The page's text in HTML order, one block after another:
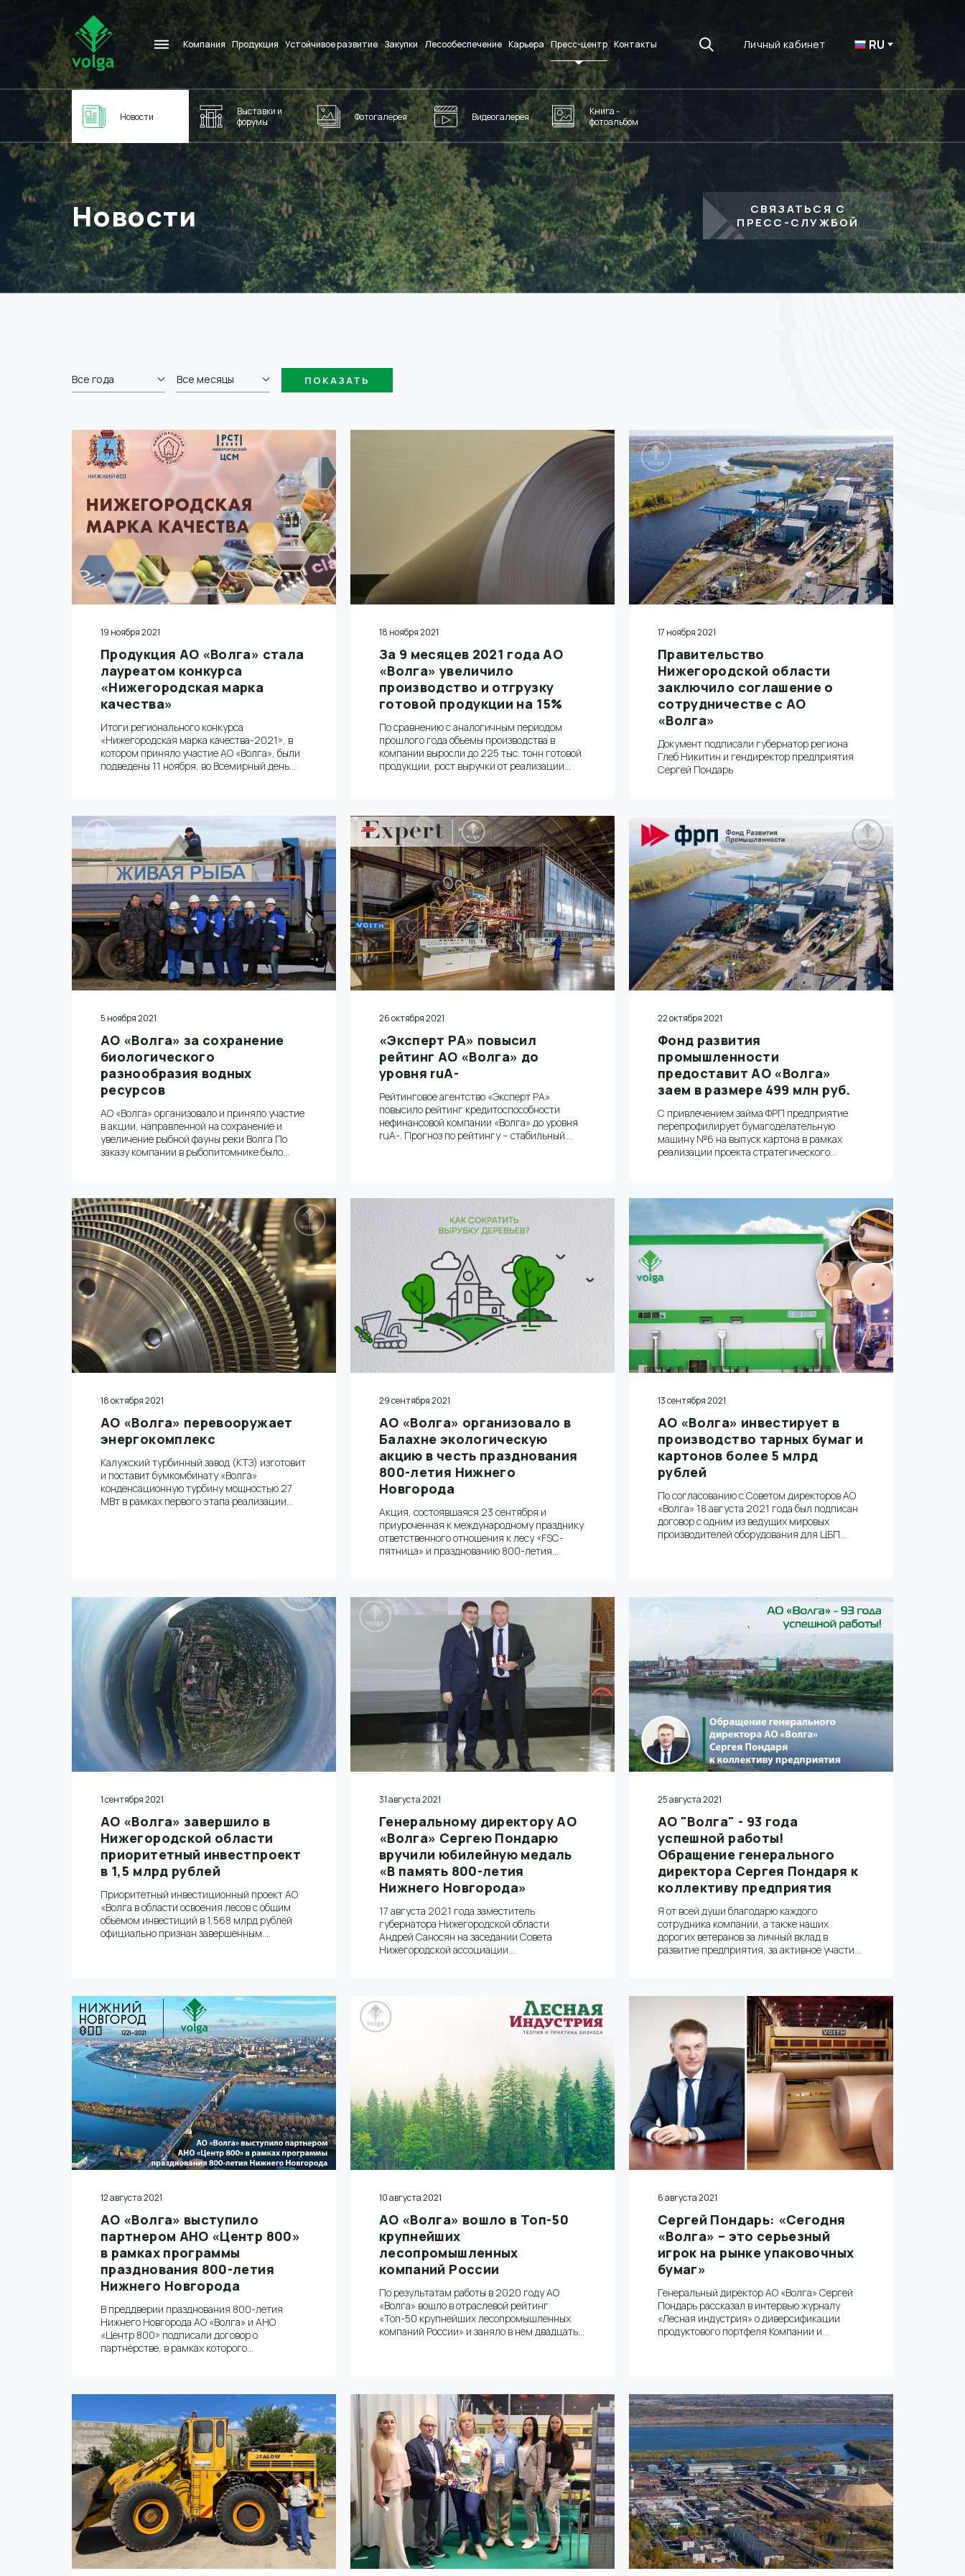
Компания Продукция Устойчивое развитие Закупки Лесообеспечение Карьера Пресс-центр Контакты Личный кабинет RU
Новости
Выставки и
форумы
Фотогалерея Видеогалерея
Книга -
фотоальбом
Новости
СВЯЗАТЬСЯ С
ПРЕСС-СЛУЖБОЙ
Все года Все месяцы
19 ноября 2021
Продукция АО «Волга» стала
лауреатом конкурса
«Нижегородская марка
качества»
Итоги регионального конкурса
«Нижегородская марка качества-2021», в
котором приняло участие АО «Волга», были
подведены 11 ноября, во Всемирный день
18 ноября 2021
За 9 месяцев 2021 года АО
«Волга» увеличило
производство и отгрузку
готовой продукции на 15%
По сравнению с аналогичным периодом
прошлого года объемы производства в
компании выросли до 225 тыс. тонн готовой
продукции, рост выручки от реализации
17 ноября 2021
Правительство
Нижегородской области
заключило соглашение о
сотрудничестве с АО
«Волга»
Документ подписали губернатор региона
Глеб Никитин и гендиректор предприятия
Сергей Пондарь
5 ноября 2021
АО «Волга» за сохранение
биологического
разнообразия водных
ресурсов
АО «Волга» организовало и приняло участие
в акции, направленной на сохранение и
увеличение рыбной фауны реки Волга По
заказу компании в рыбопитомнике было
26 октября 2021
«Эксперт РА» повысил
рейтинг АО «Волга» до
уровня ruА-
Рейтинговое агентство «Эксперт РА»
повысило рейтинг кредитоспособности
нефинансовой компании «Волга» до уровня
ruА-. Прогноз по рейтингу – стабильный.
22 октября 2021
Фонд развития
промышленности
предоставит АО «Волга»
заем в размере 499 млн руб.
С привлечением займа ФРП предприятие
перепрофилирует бумагоделательную
машину №6 на выпуск картона в рамках
реализации проекта стратегического
Мощность производства составит 140 тысяч
тонн продукции в год.
18 октября 2021
АО «Волга» перевооружает
энергокомплекс
Калужский турбинный завод (КТЗ) изготовит
и поставит бумкомбинату «Волга»
конденсационную турбину мощностью 27
МВт в рамках первого этапа реализации
29 сентября 2021
АО «Волга» организовало в
Балахне экологическую
акцию в честь празднования
800-летия Нижнего
Новгорода
Акция, состоявшаяся 23 сентября и
приуроченная к международному празднику
ответственного отношения к лесу «FSC-
пятница» и празднованию 800-летия
при поддержке министерства экологии и
природных ресурсов Нижегородской
области и министерства лесного хозяйства
и охраны объектов животного мира региона.
13 сентября 2021
АО «Волга» инвестирует в
производство тарных бумаг и
картонов более 5 млрд
рублей
По согласованию с Советом директоров АО
«Волга» 18 августа 2021 года был подписан
договор с одним из ведущих мировых
производителей оборудования для ЦБП
развития компании до 2023 года.
Инвестиции в проект на первом этапе
программы составили более 5 млрд рублей.
1 сентября 2021
АО «Волга» завершило в
Нижегородской области
приоритетный инвестпроект
в 1,5 млрд рублей
Приоритетный инвестиционный проект АО
«Волга в области освоения лесов с общим
объемом инвестиций в 1,568 млрд рублей
официально признан завершенным.
31 августа 2021
Генеральному директору АО
«Волга» Сергею Пондарю
вручили юбилейную медаль
«В память 800-летия
Нижнего Новгорода»
17 августа 2021 года заместитель
губернатора Нижегородской области
Андрей Саносян на заседании Совета
Нижегородской ассоциации
промышленных предприятий,
общественных объединений,
образовательных организаций. Памятной
25 августа 2021
АО "Волга" - 93 года
успешной работы!
Обращение генерального
директора Сергея Пондаря к
коллективу предприятия
Я от всей души благодарю каждого
сотрудника компании, а также наших
дорогих ветеранов за личный вклад в
развитие предприятия, за активное участие
12 августа 2021
АО «Волга» выступило
партнером АНО «Центр 800»
в рамках программы
празднования 800-летия
Нижнего Новгорода
В преддверии празднования 800-летия
Нижнего Новгорода АО «Волга» и АНО
«Центр 800» подписали договор о
партнёрстве, в рамках которого
юбилейных мероприятий, включая «РЕГАТУ
800», «МАРАФОН 800» и цикла
мероприятий программы «ЭКОСТАРТ 800»,
направленных на повышение уровня
экологической культуры и грамотности
жителей Нижнего Новгорода.
10 августа 2021
АО «Волга» вошло в Топ-50
крупнейших
лесопромышленных
компаний России
По результатам работы в 2020 году АО
«Волга» вошло в отраслевой рейтинг
«Топ-50 крупнейших лесопромышленных
компаний России» и заняло в нем двадцать
6 августа 2021
Сергей Пондарь: «Сегодня
«Волга» – это серьезный
игрок на рынке упаковочных
бумаг»
Генеральный директор АО «Волга» Сергей
Пондарь рассказал в интервью журналу
«Лесная индустрия» о диверсификации
продуктового портфеля Компании и